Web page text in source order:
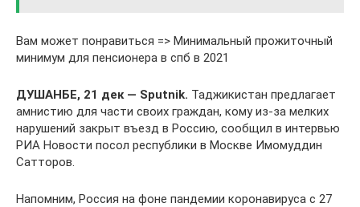
Вам может понравиться => Минимальный прожиточный
минимум для пенсионера в спб в 2021
ДУШАНБЕ, 21 дек — Sputnik. Таджикистан предлагает
амнистию для части своих граждан, кому из-за мелких
нарушений закрыт въезд в Россию, сообщил в интервью
РИА Новости посол республики в Москве Имомуддин
Сатторов.
Напомним, Россия на фоне пандемии коронавируса с 27